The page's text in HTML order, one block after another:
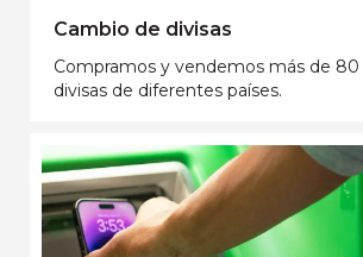
Cambio de divisas
Compramos y vendemos más de 80
divisas de diferentes países.